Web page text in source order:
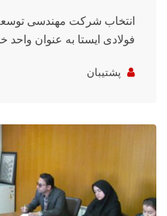
انتخاب شرکت مهندسی
فولادی ایستا به عنوان
پشتیبان